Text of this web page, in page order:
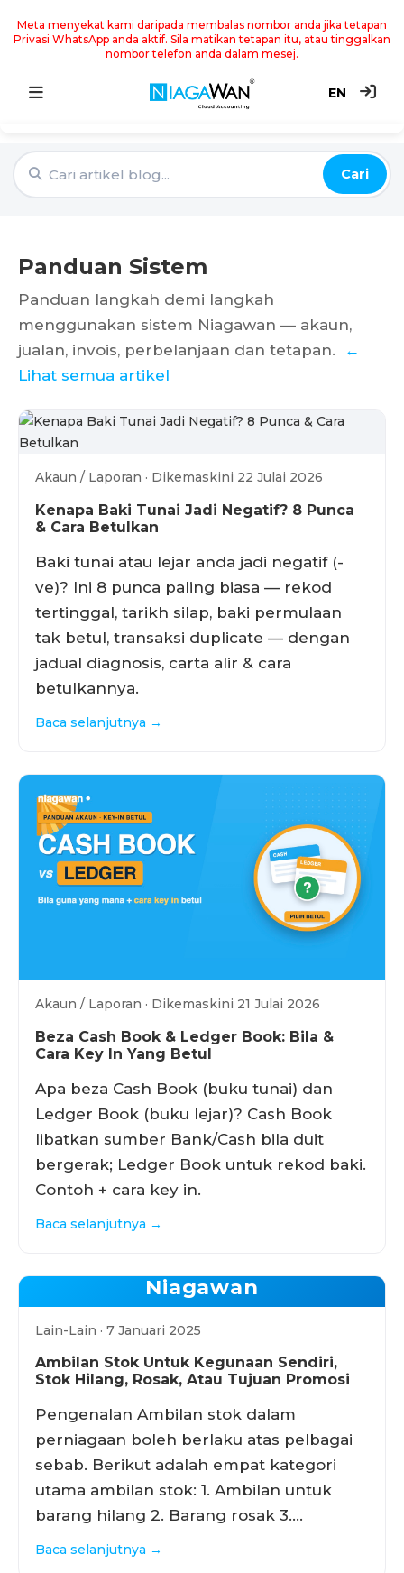
Meta menyekat kami daripada membalas nombor anda jika tetapan
Privasi WhatsApp anda aktif. Sila matikan tetapan itu, atau tinggalkan
nombor telefon anda dalam mesej.
EN
e-Invoice
Harga
Blog
Cari
Panduan Sistem
Panduan langkah demi langkah
menggunakan sistem Niagawan — akaun,
jualan, invois, perbelanjaan dan tetapan.
←
Lihat semua artikel
Akaun / Laporan · Dikemaskini 22 Julai 2026
Kenapa Baki Tunai Jadi Negatif? 8 Punca
& Cara Betulkan
Baki tunai atau lejar anda jadi negatif (-
ve)? Ini 8 punca paling biasa — rekod
tertinggal, tarikh silap, baki permulaan
tak betul, transaksi duplicate — dengan
jadual diagnosis, carta alir & cara
betulkannya.
Baca selanjutnya →
Akaun / Laporan · Dikemaskini 21 Julai 2026
Beza Cash Book & Ledger Book: Bila &
Cara Key In Yang Betul
Apa beza Cash Book (buku tunai) dan
Ledger Book (buku lejar)? Cash Book
libatkan sumber Bank/Cash bila duit
bergerak; Ledger Book untuk rekod baki.
Contoh + cara key in.
Baca selanjutnya →
Niagawan
Lain-Lain · 7 Januari 2025
Ambilan Stok Untuk Kegunaan Sendiri,
Stok Hilang, Rosak, Atau Tujuan Promosi
Pengenalan Ambilan stok dalam
perniagaan boleh berlaku atas pelbagai
sebab. Berikut adalah empat kategori
utama ambilan stok: 1. Ambilan untuk
barang hilang 2. Barang rosak 3.…
Baca selanjutnya →